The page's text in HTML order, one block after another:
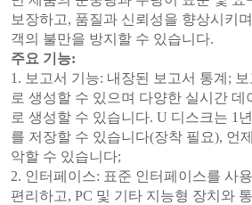
보장하고, 품질과 신뢰성을 향상시키
객의 불만을 방지할 수 있습니다.
주요 기능:
1. 보고서 기능: 내장된 보고서 통계;
로 생성할 수 있으며 다양한 실시간 데
로 생성할 수 있습니다. U 디스크는 1
를 저장할 수 있습니다(장착 필요), 언
악할 수 있습니다;
2. 인터페이스: 표준 인터페이스를 사
편리하고, PC 및 기타 지능형 장치와